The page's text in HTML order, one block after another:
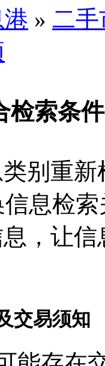
» 二
检索条
类别重
息检
，让
交易须知